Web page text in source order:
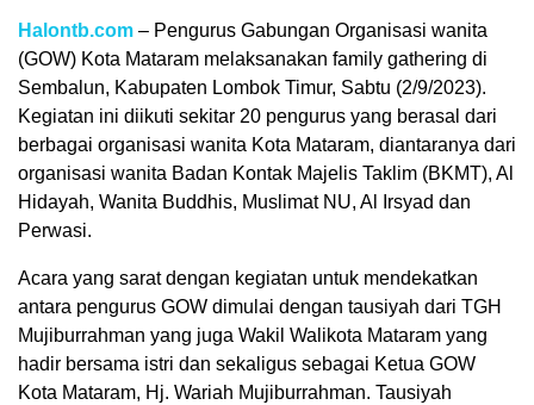
Halontb.com – Pengurus Gabungan Organisasi wanita
(GOW) Kota Mataram melaksanakan family gathering di
Sembalun, Kabupaten Lombok Timur, Sabtu (2/9/2023).
Kegiatan ini diikuti sekitar 20 pengurus yang berasal dari
berbagai organisasi wanita Kota Mataram, diantaranya dari
organisasi wanita Badan Kontak Majelis Taklim (BKMT), Al
Hidayah, Wanita Buddhis, Muslimat NU, Al Irsyad dan
Perwasi.
Acara yang sarat dengan kegiatan untuk mendekatkan
antara pengurus GOW dimulai dengan tausiyah dari TGH
Mujiburrahman yang juga Wakil Walikota Mataram yang
hadir bersama istri dan sekaligus sebagai Ketua GOW
Kota Mataram, Hj. Wariah Mujiburrahman. Tausiyah